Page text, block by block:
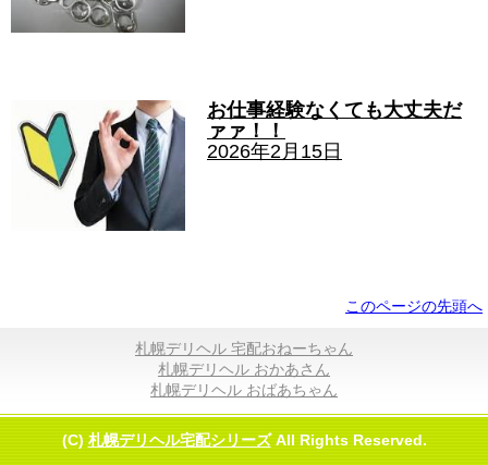
お仕事経験なくても大丈夫だ
ァァ！！
2026年2月15日
このページの先頭へ
札幌デリヘル 宅配おねーちゃん
札幌デリヘル おかあさん
札幌デリヘル おばあちゃん
(C) 札幌デリヘル宅配シリーズAll Rights Reserved.